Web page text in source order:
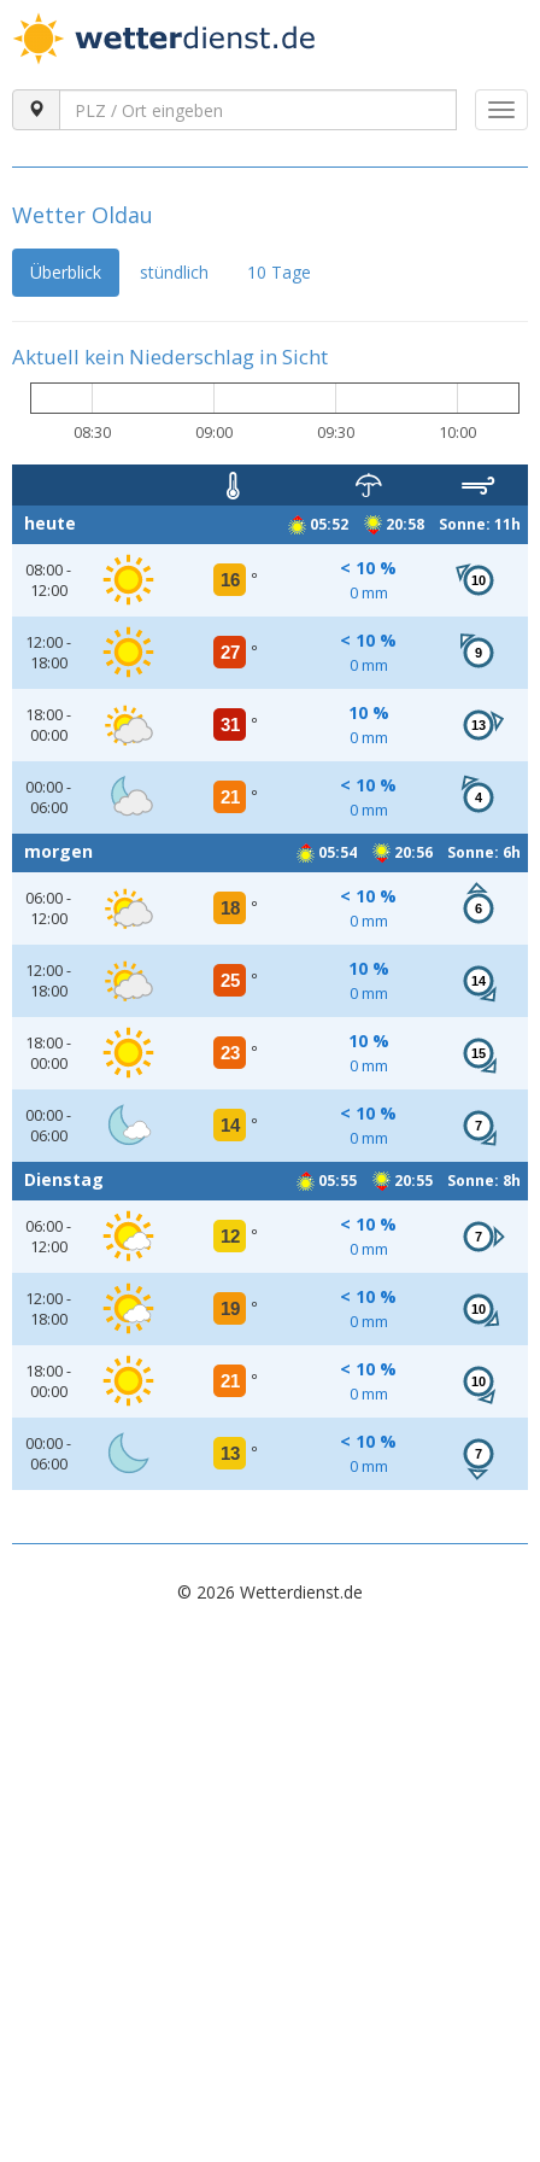
Wetter Oldau
Überblick stündlich 10 Tage
Aktuell kein Niederschlag in Sicht
08:30 09:00 09:30 10:00
05:52 20:58 Sonne: 11h
heute
08:00 -
12:00
16 °
< 10 %
0 mm
10
12:00 -
18:00
27 °
< 10 %
0 mm
9
18:00 -
00:00
31 °
10 %
0 mm
13
00:00 -
06:00
21 °
< 10 %
0 mm
4
05:54 20:56 Sonne: 6h
morgen
06:00 -
12:00
18 °
< 10 %
0 mm
6
12:00 -
18:00
25 °
10 %
0 mm
14
18:00 -
00:00
23 °
10 %
0 mm
15
00:00 -
06:00
14 °
< 10 %
0 mm
7
05:55 20:55 Sonne: 8h
Dienstag
06:00 -
12:00
12 °
< 10 %
0 mm
7
12:00 -
18:00
19 °
< 10 %
0 mm
10
18:00 -
00:00
21 °
< 10 %
0 mm
10
00:00 -
06:00
13 °
< 10 %
0 mm
7
© 2026 Wetterdienst.de